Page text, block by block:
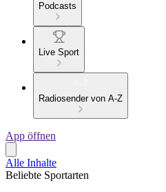
Podcasts
Live Sport
Radiosender von A-Z
App öffnen
Alle Inhalte
Beliebte Sportarten